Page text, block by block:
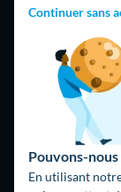
Continuer sans
Pouvons-
En utilisant